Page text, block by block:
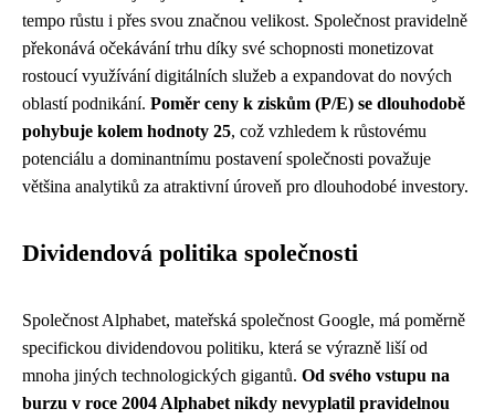
tempo růstu i přes svou značnou velikost. Společnost pravidelně
překonává očekávání trhu díky své schopnosti monetizovat
rostoucí využívání digitálních služeb a expandovat do nových
oblastí podnikání. Poměr ceny k ziskům (P/E) se dlouhodobě
pohybuje kolem hodnoty 25, což vzhledem k růstovému
potenciálu a dominantnímu postavení společnosti považuje
většina analytiků za atraktivní úroveň pro dlouhodobé investory.
Dividendová politika společnosti
Společnost Alphabet, mateřská společnost Google, má poměrně
specifickou dividendovou politiku, která se výrazně liší od
mnoha jiných technologických gigantů. Od svého vstupu na
burzu v roce 2004 Alphabet nikdy nevyplatil pravidelnou